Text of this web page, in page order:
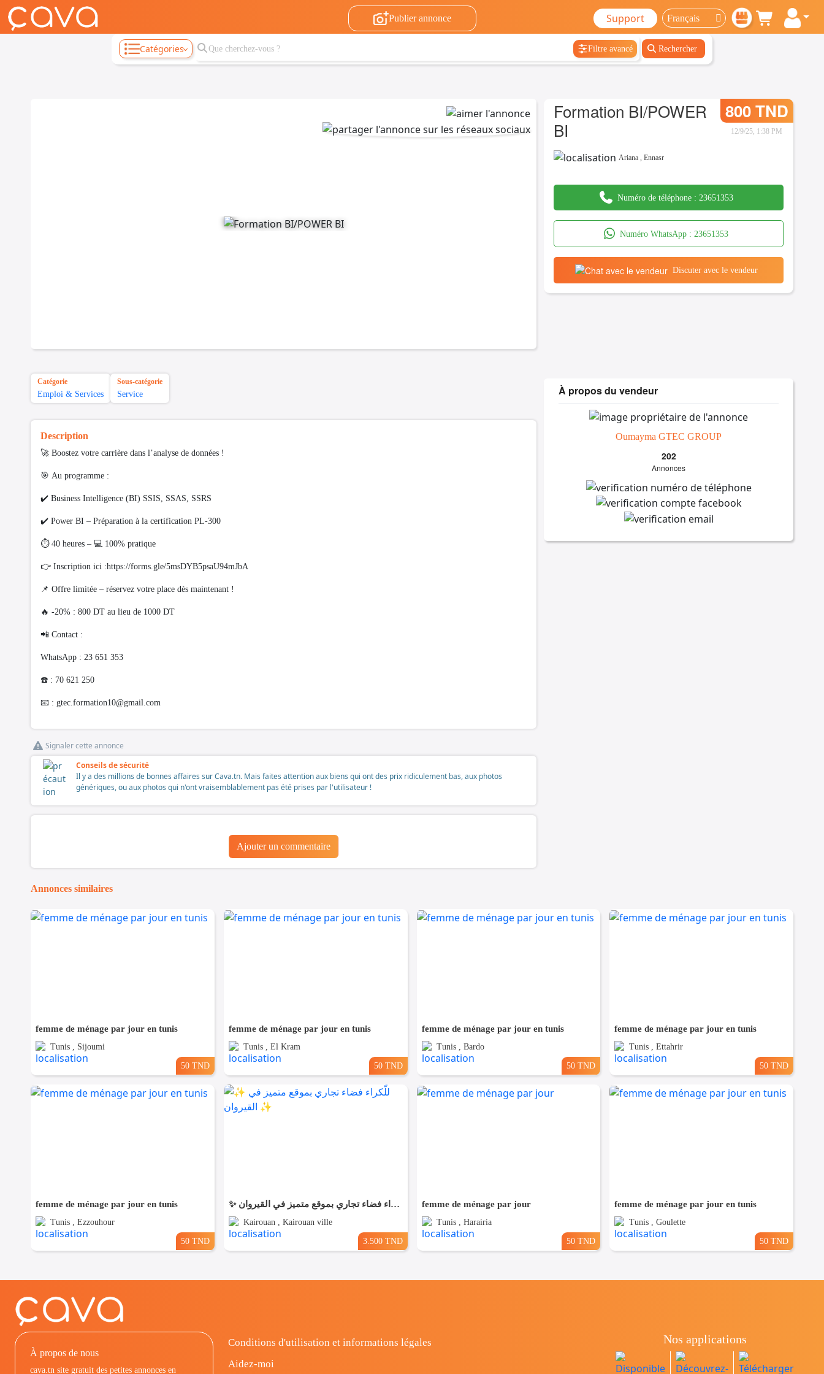
Publier annonce Support
Catégories Filtre avancé Rechercher
Formation BI/POWER
BI
800 TND
12/9/25, 1:38 PM
Ariana ,Ennasr
Numéro de téléphone : 23651353
Numéro WhatsApp : 23651353
Discuter avec le vendeur
Catégorie
Emploi & Services
Sous-catégorie
Service
Description
🚀 Boostez votre carrière dans l’analyse de données !
🎯 Au programme :
✔️ Business Intelligence (BI) SSIS, SSAS, SSRS
✔️ Power BI – Préparation à la certification PL-300
⏱️ 40 heures – 💻 100% pratique
👉 Inscription ici :https://forms.gle/5msDYB5psaU94mJbA
📌 Offre limitée – réservez votre place dès maintenant !
🔥 -20% : 800 DT au lieu de 1000 DT
📲 Contact :
WhatsApp : 23 651 353
☎️ : 70 621 250
📧 : gtec.formation10@gmail.com
Signaler cette annonce
Conseils de sécurité
Il y a des millions de bonnes affaires sur Cava.tn. Mais faites attention aux biens qui ont des prix ridiculement bas, aux photos
génériques, ou aux photos qui n'ont vraisemblablement pas été prises par l'utilisateur !
Ajouter un commentaire
À propos du vendeur
Oumayma GTEC GROUP
202
Annonces
Annonces similaires
femme de ménage par jour en tunis
Tunis , Sijoumi
50 TND
femme de ménage par jour en tunis
Tunis , El Kram
50 TND
femme de ménage par jour en tunis
Tunis , Bardo
50 TND
femme de ménage par jour en tunis
Tunis , Ettahrir
50 TND
femme de ménage par jour en tunis
Tunis , Ezzouhour
50 TND
✨ للّكراء فضاء تجاري بموقع متميز في القيروان ✨
Kairouan , Kairouan ville
3.500 TND
femme de ménage par jour
Tunis , Harairia
50 TND
femme de ménage par jour en tunis
Tunis , Goulette
50 TND
À propos de nous
cava.tn site gratuit des petites annonces en
Conditions d'utilisation et informations légales
Aidez-moi
Nos applications